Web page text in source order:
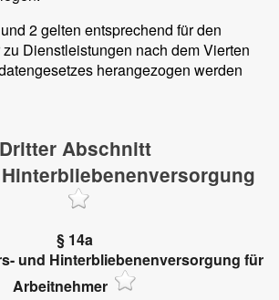
2 gelten entsprechend für den
Dienstleistungen nach dem Vierten
herangezogen werden
Dritter Abschnitt
§ 14a
und Hinterbliebenenversorgung für
Arbeitnehmer